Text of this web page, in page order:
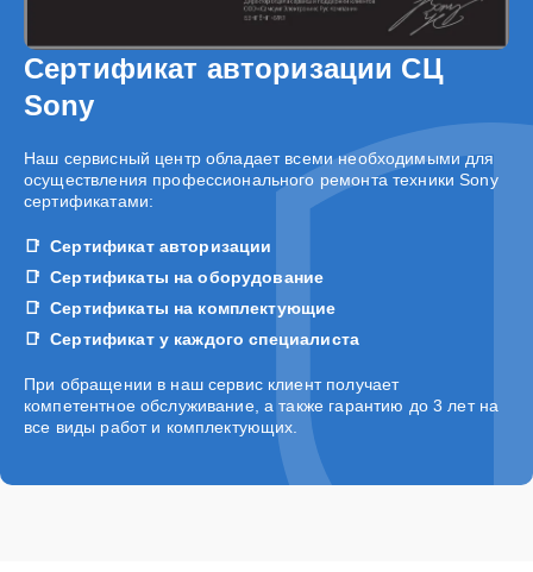
Сертификат авторизации СЦ
Sony
Наш сервисный центр обладает всеми необходимыми для
осуществления профессионального ремонта техники Sony
сертификатами:
Сертификат авторизации
Сертификаты на оборудование
Сертификаты на комплектующие
Сертификат у каждого специалиста
При обращении в наш сервис клиент получает
компетентное обслуживание, а также гарантию до 3 лет на
все виды работ и комплектующих.